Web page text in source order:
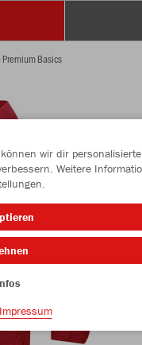
Premium Basics
wir dir personalisierte
Weitere
Impressum